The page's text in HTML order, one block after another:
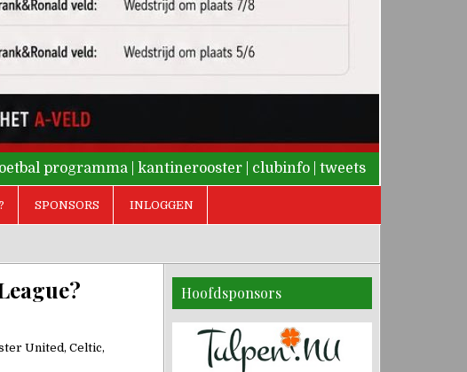
programma kantinerooster clubinfo tweets
SPONSORS INLOGGEN
United, Celtic,
Hoofdsponsors